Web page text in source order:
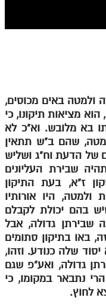
ולמטה באים מכוסים,
מציאות תיקונו, כי
בא מלובש. וא"כ לא
שהם ב"ש תתאין
של הדעת וח"ג ושליש
שבירת העליונים
ז"א, בעת התיקון
היו אורותיו
בהם יכולת לקבלם
שבירתן גדולה, אבל
באו בתיקון סתומים
שלה כנודע. וזהו,
גדולה, ואע"פ שגם
נתבאר במקומו, כי
לחוץ.